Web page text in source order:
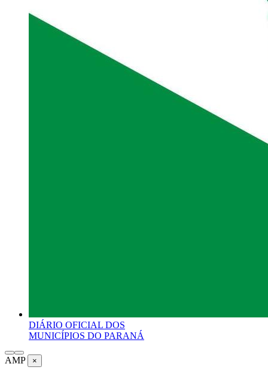
DIÁRIO OFICIAL DOS
MUNICÍPIOS DO PARANÁ
AMP ×